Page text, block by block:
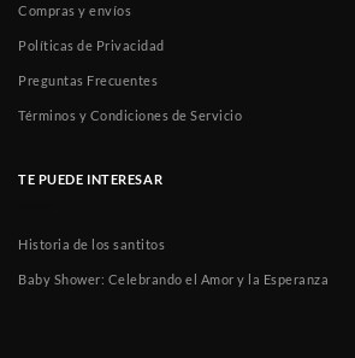
Compras y envíos
Políticas de Privacidad
Preguntas Frecuentes
Términos y Condiciones de Servicio
TE PUEDE INTERESAR
Historia de los santitos
Baby Shower: Celebrando el Amor y la Esperanza